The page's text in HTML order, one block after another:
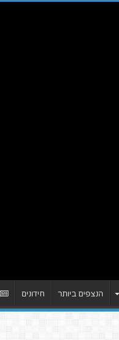
הנצפים ביותר חידונים